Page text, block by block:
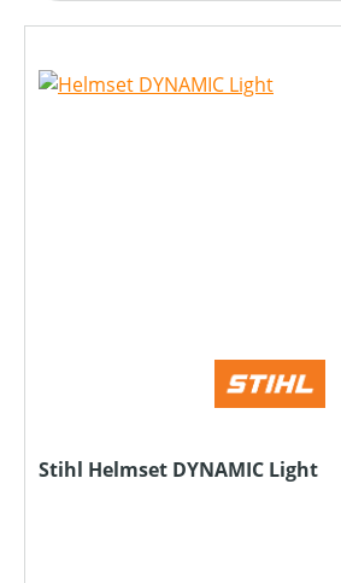
Stihl Helmset DYNAMIC Light